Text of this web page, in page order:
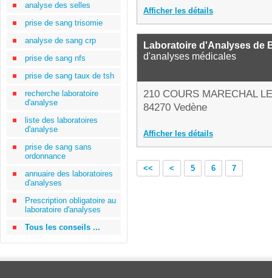
analyse des selles
prise de sang trisomie
analyse de sang crp
prise de sang nfs
prise de sang taux de tsh
recherche laboratoire
d'analyse
liste des laboratoires
d'analyse
prise de sang sans
ordonnance
annuaire des laboratoires
d'analyses
Prescription obligatoire au
laboratoire d'analyses
Tous les conseils ...
Afficher les détails
Laboratoire d'Analyses de
d'analyses médicales
210 COURS MARECHAL
84270 Vedène
Afficher les détails
<< < 5 6 7